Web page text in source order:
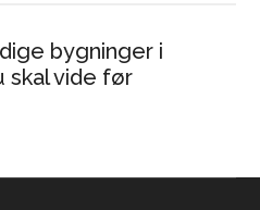
bygninger i
skal vide før